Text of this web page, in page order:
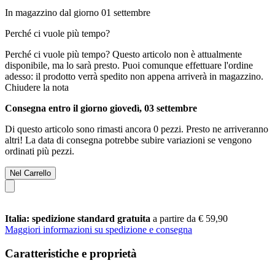
In magazzino dal giorno 01 settembre
Perché ci vuole più tempo?
Perché ci vuole più tempo? Questo articolo non è attualmente
disponibile, ma lo sarà presto. Puoi comunque effettuare l'ordine
adesso: il prodotto verrà spedito non appena arriverà in magazzino.
Chiudere la nota
Consegna entro il giorno giovedì, 03 settembre
Di questo articolo sono rimasti ancora 0 pezzi. Presto ne arriveranno
altri! La data di consegna potrebbe subire variazioni se vengono
ordinati più pezzi.
Nel Carrello
Italia: spedizione standard gratuita a partire da € 59,90
Maggiori informazioni su spedizione e consegna
Caratteristiche e proprietà